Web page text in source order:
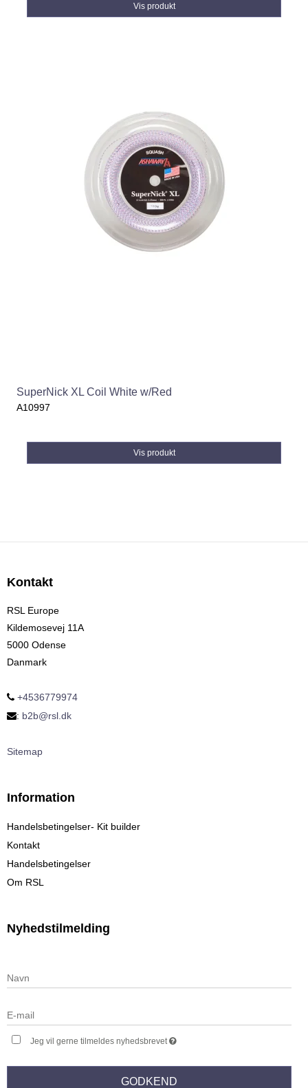
Vis produkt
SuperNick XL Coil White w/Red
A10997
Vis produkt
Kontakt
RSL Europe
Kildemosevej 11A
5000 Odense
Danmark
+4536779974
: b2b@rsl.dk
Sitemap
Information
Handelsbetingelser- Kit builder
Kontakt
Handelsbetingelser
Om RSL
Nyhedstilmelding
Jeg vil gerne tilmeldes nyhedsbrevet
GODKEND